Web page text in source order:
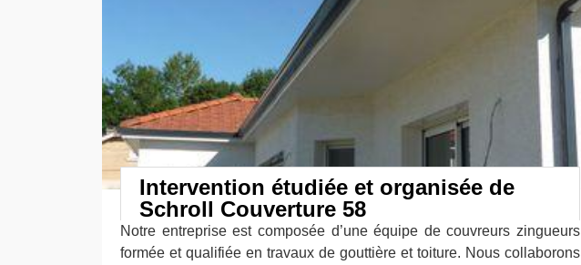
Intervention étudiée et organisée de
Schroll Couverture 58
Notre entreprise est composée d’une équipe de couvreurs zingueurs
formée et qualifiée en travaux de gouttière et toiture. Nous collaborons